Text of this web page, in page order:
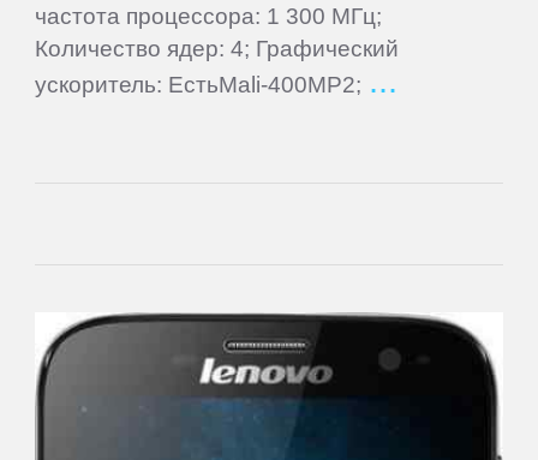
частота процессора: 1 300 МГц;
Количество ядер: 4; Графический
ускоритель: ЕстьMali-400MP2;
Letv
LG
Micromax
Motorola